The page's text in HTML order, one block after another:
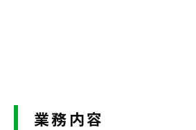
業務内容